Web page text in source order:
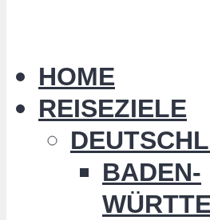
HOME
REISEZIELE
BADEN-